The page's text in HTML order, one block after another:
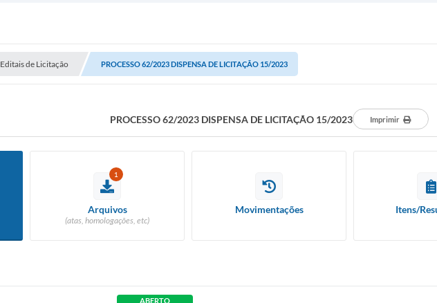
Editais de Licitação PROCESSO 62/2023 DISPENSA DE LICITAÇÃO 15/2023
PROCESSO 62/2023 DISPENSA DE LICITAÇÃO 15/2023 Imprimir
1
Arquivos
(atas, homologações, etc)
Movimentações Itens/
ABERTO